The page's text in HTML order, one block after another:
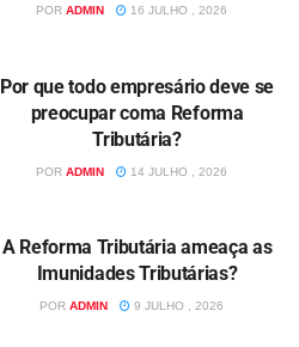
POR ADMIN 16 JULHO , 2026
Por que todo empresário deve se
preocupar coma Reforma
Tributária?
POR ADMIN 14 JULHO , 2026
A Reforma Tributária ameaça as
Imunidades Tributárias?
POR ADMIN 9 JULHO , 2026